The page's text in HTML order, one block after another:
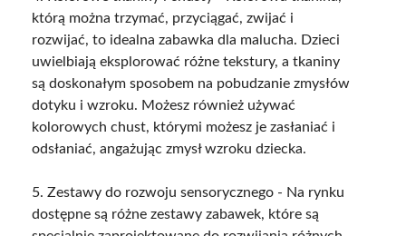
którą można trzymać, przyciągać, zwijać i
rozwijać, to idealna zabawka dla malucha. Dzieci
uwielbiają eksplorować różne tekstury, a tkaniny
są doskonałym sposobem na pobudzanie zmysłów
dotyku i wzroku. Możesz również używać
kolorowych chust, którymi możesz je zasłaniać i
odsłaniać, angażując zmysł wzroku dziecka.
5. Zestawy do rozwoju sensorycznego - Na rynku
dostępne są różne zestawy zabawek, które są